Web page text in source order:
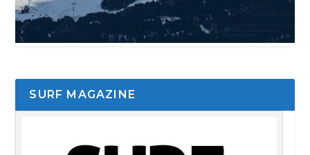
SURF MAGAZINE